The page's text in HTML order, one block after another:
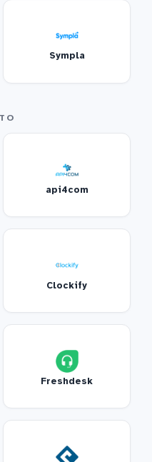
Sympla
api4com
Clockify
Freshdesk